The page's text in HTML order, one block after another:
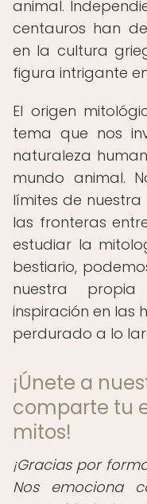
animal.
centauros han
en la cultura
figura intrigante
El origen
tema que nos
naturaleza
mundo animal.
límites de
las fronteras
estudiar la
bestiario,
nuestra
inspiración en las
perdurado a lo
¡Únete a
comparte tu
mitos!
¡Gracias por
Nos emociona